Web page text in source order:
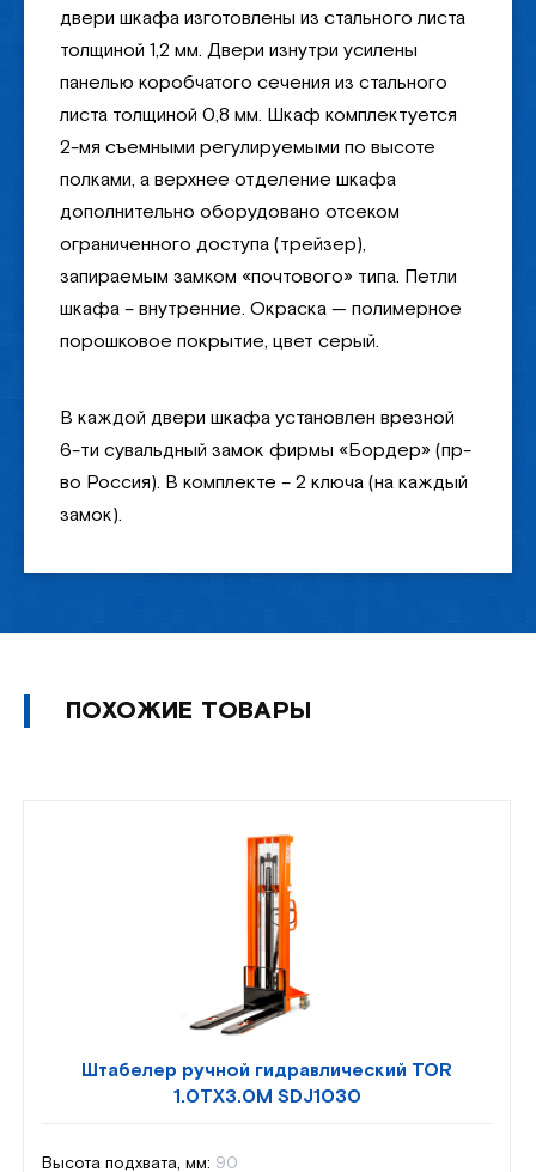
двери шкафа изготовлены из стального листа
толщиной 1,2 мм. Двери изнутри усилены
панелью коробчатого сечения из стального
листа толщиной 0,8 мм. Шкаф комплектуется
2-мя съемными регулируемыми по высоте
полками, а верхнее отделение шкафа
дополнительно оборудовано отсеком
ограниченного доступа (трейзер),
запираемым замком «почтового» типа. Петли
шкафа – внутренние. Окраска — полимерное
порошковое покрытие, цвет серый.
В каждой двери шкафа установлен врезной
6-ти сувальдный замок фирмы «Бордер» (пр-
во Россия). В комплекте – 2 ключа (на каждый
замок).
ПОХОЖИЕ ТОВАРЫ
Штабелер ручной гидравлический TOR
1.0TX3.0M SDJ1030
Высота подхвата, мм: 90